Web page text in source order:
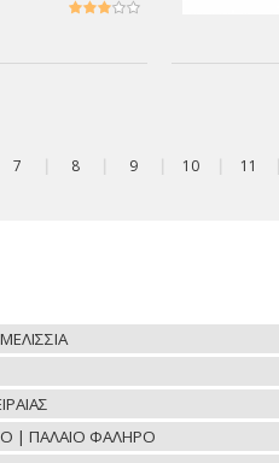
7 8 9 10 11
| ΠΑΛΑΙΟ ΦΑΛΗΡΟ